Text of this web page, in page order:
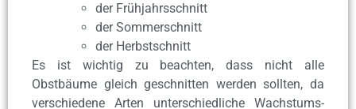
der Frühjahrsschnitt
der Sommerschnitt
der Herbstschnitt
Es ist wichtig zu beachten, dass nicht alle
Obstbäume gleich geschnitten werden sollten, da
verschiedene Arten unterschiedliche Wachstums-